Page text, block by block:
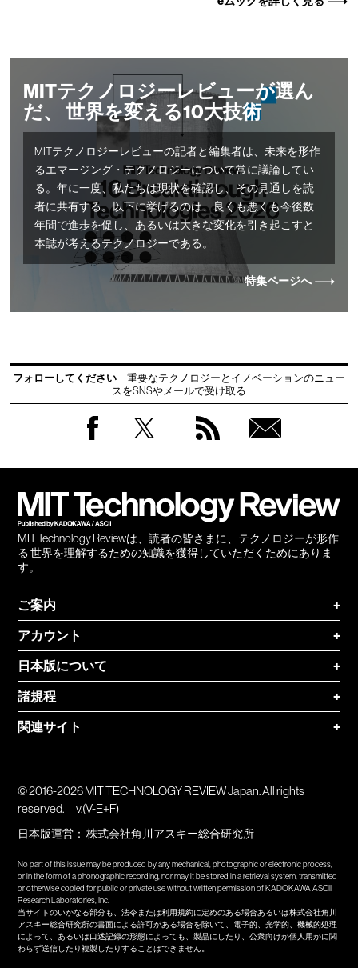
MITテクノロジーレビューが選ん
だ、 世界を変える10大技術
MITテクノロジーレビューの記者と編集者は、未来を形作
るエマージング・テクノロジーについて常に議論してい
る。年に一度、私たちは現状を確認し、その見通しを読
者に共有する。以下に挙げるのは、良くも悪くも今後数
年間で進歩を促し、あるいは大きな変化を引き起こすと
本誌が考えるテクノロジーである。
特集ページへ
フォローしてください
重要なテクノロジーとイノベーションのニュー
スをSNSやメールで受け取る
MIT Technology Reviewは、読者の皆さまに、テクノロジーが形作
る 世界を理解するための知識を獲得していただくためにありま
す。
ご案内
+
アカウント
+
日本版について
+
諸規程
+
関連サイト
+
© 2016-2026 MIT TECHNOLOGY REVIEW Japan. All rights
reserved.
v.(V-E+F)
日本版運営：株式会社角川アスキー総合研究所
No part of this issue may be produced by any mechanical, photographic or electronic process,
or in the form of a phonographic recording, nor may it be stored in a retrieval system, transmitted
or otherwise copied for public or private use without written permission of KADOKAWA ASCII
Research Laboratories, Inc.
当サイトのいかなる部分も、法令または利用規約に定めのある場合あるいは株式会社角川
アスキー総合研究所の書面による許可がある場合を除いて、電子的、光学的、機械的処理
によって、あるいは口述記録の形態によっても、製品にしたり、公衆向けか個人用かに関
わらず送信したり複製したりすることはできません。